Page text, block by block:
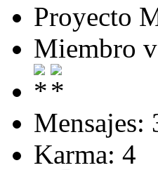
Proyecto
Miembro
Mensajes:
Karma: 4